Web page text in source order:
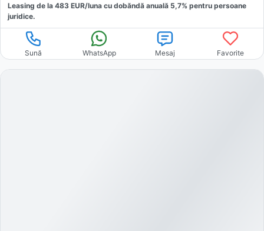
Leasing de la 483 EUR/luna cu dobăndă anuală 5,7% pentru persoane
juridice.
Sună WhatsApp Mesaj Favorite